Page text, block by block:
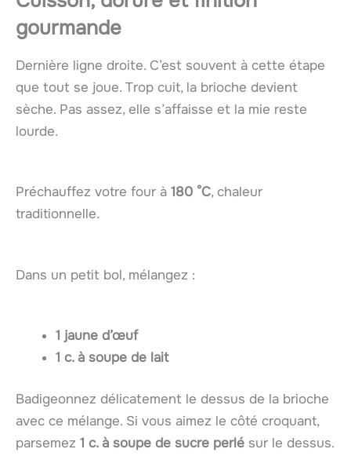
gourmande
Dernière ligne droite. C’est souvent à cette étape
que tout se joue. Trop cuit, la brioche devient
sèche. Pas assez, elle s’affaisse et la mie reste
lourde.
Préchauffez votre four à 180 °C, chaleur
traditionnelle.
Dans un petit bol, mélangez :
1 jaune d’œuf
1 c. à soupe de lait
Badigeonnez délicatement le dessus de la brioche
avec ce mélange. Si vous aimez le côté croquant,
parsemez 1 c. à soupe de sucre perlé sur le dessus.